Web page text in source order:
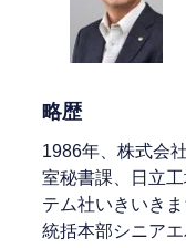
略歴
1986年、株式会
室秘書課、日立
テム社いきいき
統括本部シニア